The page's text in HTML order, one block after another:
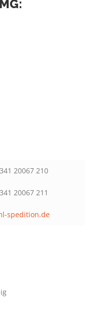
20067 210
20067 211
spedition.de